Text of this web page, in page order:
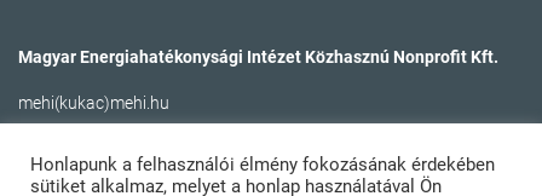
Magyar Energiahatékonysági Intézet Közhasznú Nonprofit Kft.
mehi(kukac)mehi.hu
Honlapunk a felhasználói élmény fokozásának érdekében
sütiket alkalmaz, melyet a honlap használatával Ön